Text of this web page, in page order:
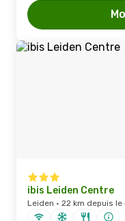
ibis Leiden Centre
Leiden · 22 km depuis